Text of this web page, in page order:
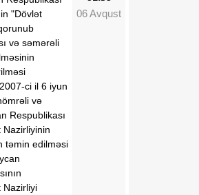
"Dövlət
və səmərəli
ci il 6 iyun
və
Respublikası
Nazirliyinin
təmin edilməsi
Nazirliyi
06 Avqust